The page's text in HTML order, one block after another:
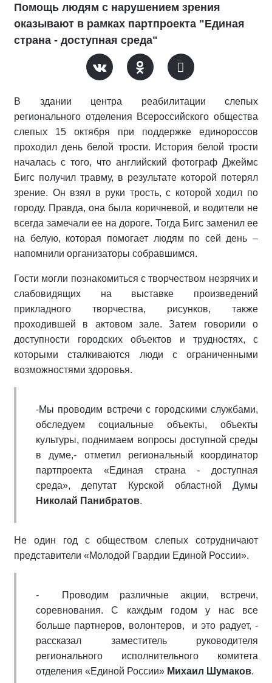
Помощь людям с нарушением зрения
оказывают в рамках партпроекта "Единая
страна - доступная среда"
В здании центра реабилитации слепых
регионального отделения Всероссийского общества
слепых 15 октября при поддержке единороссов
проходил день белой трости. История белой трости
началась с того, что английский фотограф Джеймс
Бигс получил травму, в результате которой потерял
зрение. Он взял в руки трость, с которой ходил по
городу. Правда, она была коричневой, и водители не
всегда замечали ее на дороге. Тогда Бигс заменил ее
на белую, которая помогает людям по сей день –
напомнили организаторы собравшимся.
Гости могли познакомиться с творчеством незрячих и
слабовидящих на выставке произведений
прикладного творчества, рисунков, также
проходившей в актовом зале. Затем говорили о
доступности городских объектов и трудностях, с
которыми сталкиваются люди с ограниченными
возможностями здоровья.
-Мы проводим встречи с городскими службами,
обследуем социальные объекты, объекты
культуры, поднимаем вопросы доступной среды
в думе,- отметил региональный координатор
партпроекта «Единая страна - доступная
среда», депутат Курской областной Думы
Николай Панибратов.
Не один год с обществом слепых сотрудничают
представители «Молодой Гвардии Единой России».
- Проводим различные акции, встречи,
соревнования. С каждым годом у нас все
больше партнеров, волонтеров, и это радует, -
рассказал заместитель руководителя
регионального исполнительного комитета
отделения «Единой России» Михаил Шумаков.